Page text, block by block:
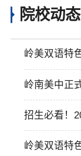
院校动态
岭美双语特
岭南美中正
际教育合作
招生必看！
生简章
岭美双语特